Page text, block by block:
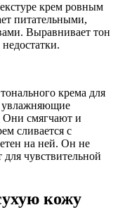
крем ровным
питательными,
Выравнивает тон
крема для
увлажняющие
Они смягчают и
сливается с
на ней. Он не
чувствительной
кожу